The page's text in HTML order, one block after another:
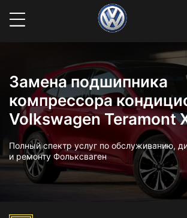
Замена подшипника
компрессора
Volkswagen Teramont
Полный спектр услуг по обслуживанию,
и ремонту Фольксваген